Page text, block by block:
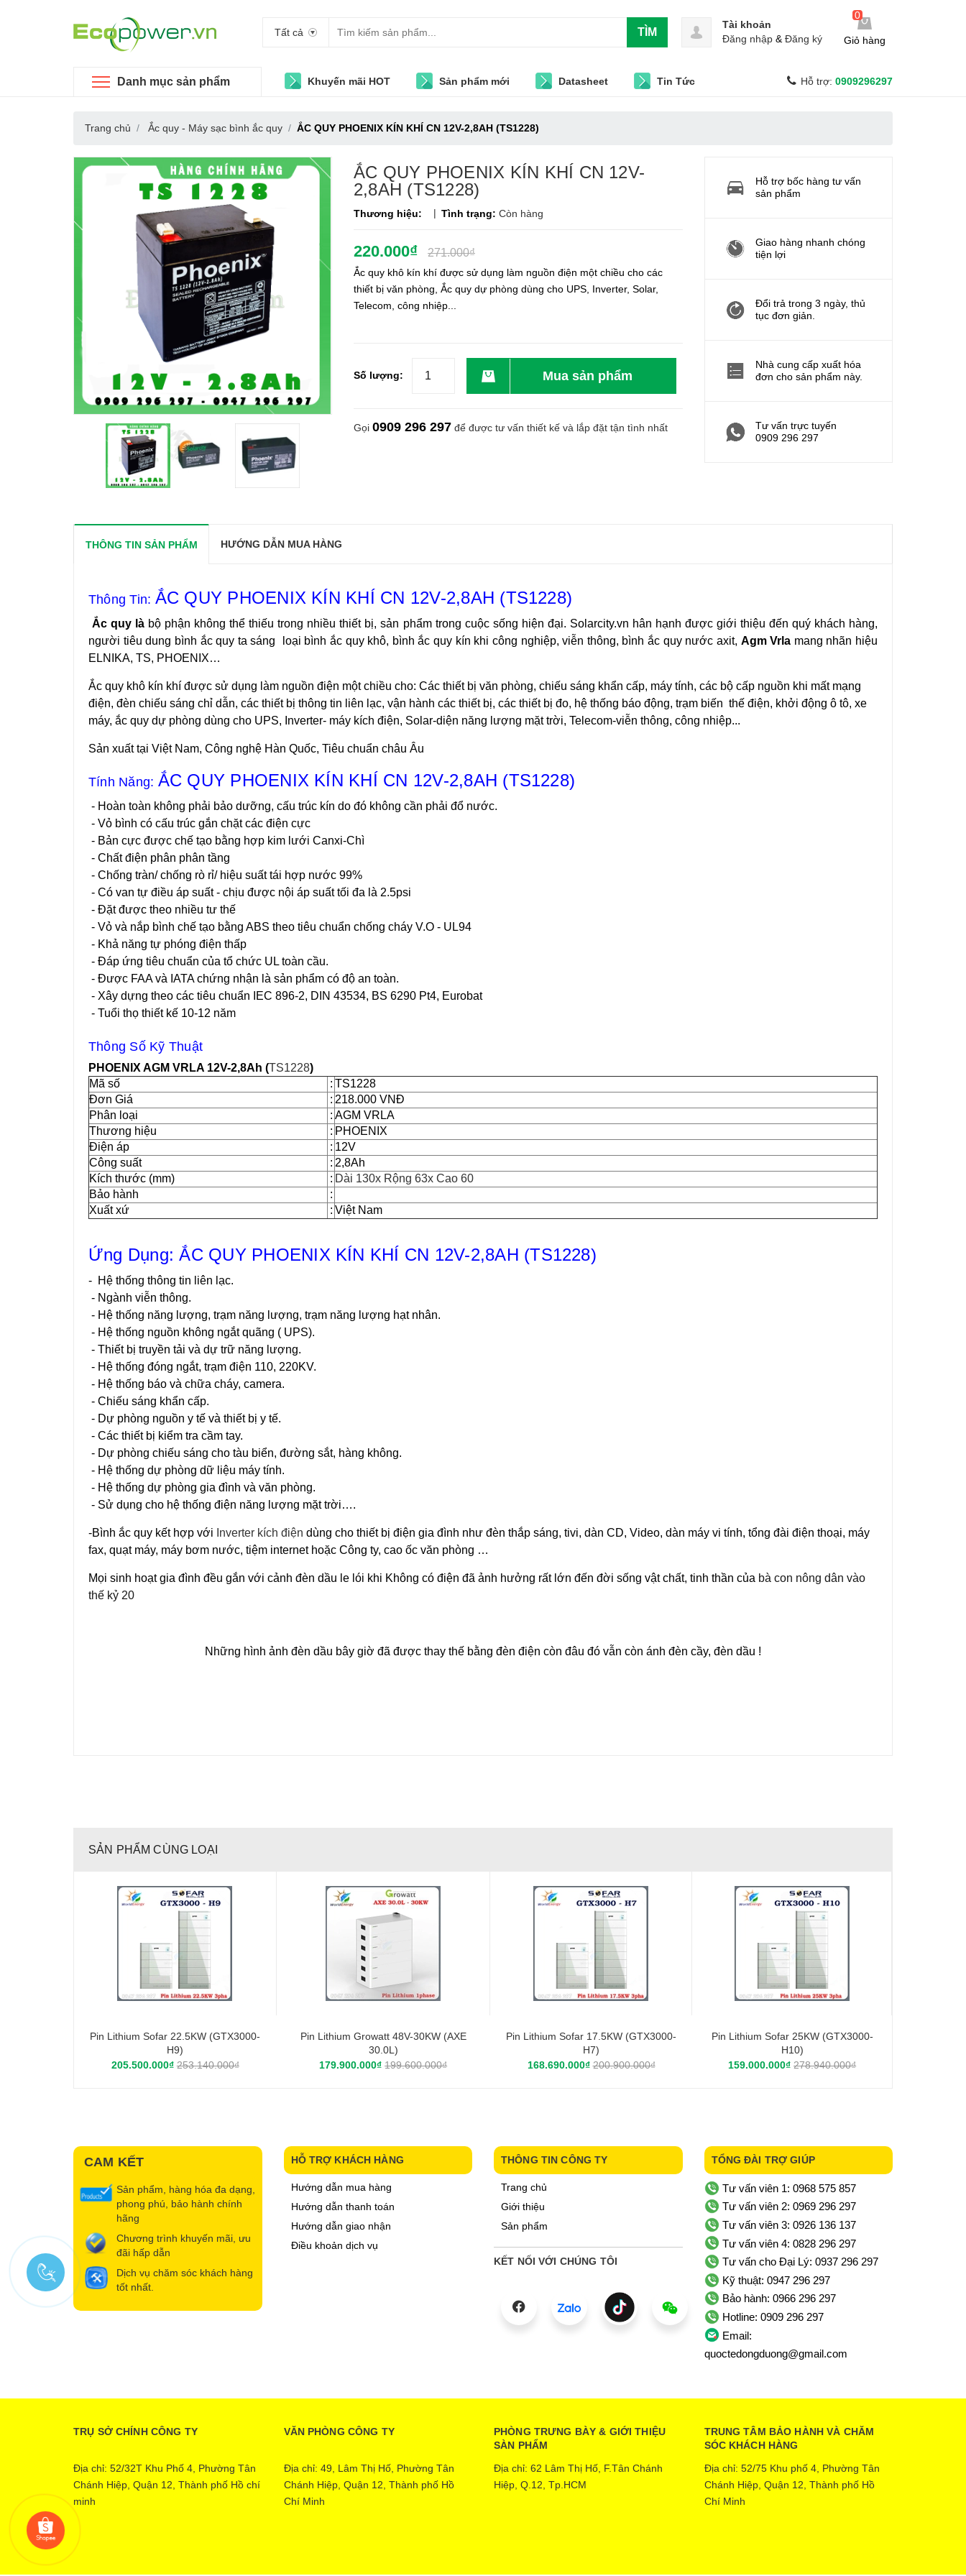
Tất cả TÌM
0
Giỏ hàng
Tài khoản
Đăng nhập & Đăng ký
Danh mục sản phẩm Khuyến mãi HOT Sản phẩm mới Datasheet Tin Tức Hỗ trợ: 0909296297
Trang chủ Ắc quy - Máy sạc bình ắc quy ẮC QUY PHOENIX KÍN KHÍ CN 12V-2,8AH (TS1228)
ẮC QUY PHOENIX KÍN KHÍ CN 12V-
2,8AH (TS1228)
Thương hiệu: | Tình trạng: Còn hàng
220.000₫ 271.000₫
Ắc quy khô kín khí được sử dụng làm nguồn điện một chiều cho các
thiết bị văn phòng, Ắc quy dự phòng dùng cho UPS, Inverter, Solar,
Telecom, công nhiệp...
Số lượng: Mua sản phẩm
Gọi 0909 296 297 để được tư vấn thiết kế và lắp đặt tận tình nhất
Hỗ trợ bốc hàng tư vấn
sản phẩm
Giao hàng nhanh chóng
tiện lợi
Đổi trả trong 3 ngày, thủ
tục đơn giản.
Nhà cung cấp xuất hóa
đơn cho sản phẩm này.
Tư vấn trực tuyến
0909 296 297
THÔNG TIN SẢN PHẨM HƯỚNG DẪN MUA HÀNG
Thông Tin: ẮC QUY PHOENIX KÍN KHÍ CN 12V-2,8AH (TS1228)
Ắc quy là bộ phận không thể thiếu trong nhiều thiết bị, sản phẩm trong cuộc sống hiện đại. Solarcity.vn hân hạnh được giới thiệu đến quý khách hàng,
người tiêu dung bình ắc quy ta sáng loại bình ắc quy khô, bình ắc quy kín khi công nghiệp, viễn thông, bình ắc quy nước axit, Agm Vrla mang nhãn hiệu
ELNIKA, TS, PHOENIX…
Ắc quy khô kín khí được sử dụng làm nguồn điện một chiều cho: Các thiết bị văn phòng, chiếu sáng khẩn cấp, máy tính, các bộ cấp nguồn khi mất mạng
điện, đèn chiếu sáng chỉ dẫn, các thiết bị thông tin liên lạc, vận hành các thiết bị, các thiết bị đo, hệ thống báo động, trạm biến thế điện, khởi động ô tô, xe
máy, ắc quy dự phòng dùng cho UPS, Inverter- máy kích điện, Solar-diện năng lượng mặt trời, Telecom-viễn thông, công nhiệp...
Sản xuất tại Việt Nam, Công nghệ Hàn Quốc, Tiêu chuẩn châu Âu
Tính Năng: ẮC QUY PHOENIX KÍN KHÍ CN 12V-2,8AH (TS1228)
- Hoàn toàn không phải bảo dưỡng, cấu trúc kín do đó không cần phải đổ nước.
- Vỏ bình có cấu trúc gắn chặt các điện cực
- Bản cực được chế tạo bằng hợp kim lưới Canxi-Chì
- Chất điện phân phân tầng
- Chống tràn/ chống rò rỉ/ hiệu suất tái hợp nước 99%
- Có van tự điều áp suất - chịu được nội áp suất tối đa là 2.5psi
- Đặt được theo nhiều tư thế
- Vỏ và nắp bình chế tạo bằng ABS theo tiêu chuẩn chống cháy V.O - UL94
- Khả năng tự phóng điện thấp
- Đáp ứng tiêu chuẩn của tổ chức UL toàn cầu.
- Được FAA và IATA chứng nhận là sản phẩm có độ an toàn.
- Xây dựng theo các tiêu chuẩn IEC 896-2, DIN 43534, BS 6290 Pt4, Eurobat
- Tuổi thọ thiết kế 10-12 năm
Thông Số Kỹ Thuật
PHOENIX AGM VRLA 12V-2,8Ah (TS1228)
Mã số
: TS1228
Đơn Giá
: 218.000 VNĐ
Phân loại
: AGM VRLA
Thương hiệu
: PHOENIX
Điện áp
: 12V
Công suất
: 2,8Ah
Kích thước (mm)
: Dài 130x Rộng 63x Cao 60
Bảo hành
:
Xuất xứ
: Việt Nam
Ứng Dụng: ẮC QUY PHOENIX KÍN KHÍ CN 12V-2,8AH (TS1228)
- Hệ thống thông tin liên lạc.
- Ngành viễn thông.
- Hệ thống năng lượng, trạm năng lượng, trạm năng lượng hạt nhân.
- Hệ thống nguồn không ngắt quãng ( UPS).
- Thiết bị truyền tải và dự trữ năng lượng.
- Hệ thống đóng ngắt, trạm điện 110, 220KV.
- Hệ thống báo và chữa cháy, camera.
- Chiếu sáng khẩn cấp.
- Dự phòng nguồn y tế và thiết bị y tế.
- Các thiết bị kiểm tra cầm tay.
- Dự phòng chiếu sáng cho tàu biển, đường sắt, hàng không.
- Hệ thống dự phòng dữ liệu máy tính.
- Hệ thống dự phòng gia đình và văn phòng.
- Sử dụng cho hệ thống điện năng lượng mặt trời….
-Bình ắc quy kết hợp với Inverter kích điện dùng cho thiết bị điện gia đình như đèn thắp sáng, tivi, dàn CD, Video, dàn máy vi tính, tổng đài điện thoại, máy
fax, quạt máy, máy bơm nước, tiệm internet hoặc Công ty, cao ốc văn phòng …
Mọi sinh hoạt gia đình đều gắn với cảnh đèn dầu le lói khi Không có điện đã ảnh hưởng rất lớn đến đời sống vật chất, tinh thần của bà con nông dân vào
thế kỷ 20
Những hình ảnh đèn dầu bây giờ đã được thay thế bằng đèn điện còn đâu đó vẫn còn ánh đèn cầy, đèn dầu !
SẢN PHẨM CÙNG LOẠI
Pin Lithium Sofar 22.5KW (GTX3000-
H9)
205.500.000₫ 253.140.000₫
Pin Lithium Growatt 48V-30KW (AXE
30.0L)
179.900.000₫199.600.000₫
Pin Lithium Sofar 17.5KW (GTX3000-
H7)
168.690.000₫200.900.000₫
Pin Lithium Sofar 25KW (GTX3000-
H10)
159.000.000₫278.940.000₫
CAM KẾT
Sản phẩm, hàng hóa đa dạng,
phong phú, bảo hành chính
hãng
Chương trình khuyến mãi, ưu
đãi hấp dẫn
Dịch vụ chăm sóc khách hàng
tốt nhất.
HỖ TRỢ KHÁCH HÀNG
Hướng dẫn mua hàng
Hướng dẫn thanh toán
Hướng dẫn giao nhận
Điều khoản dịch vụ
THÔNG TIN CÔNG TY
Trang chủ
Giới thiệu
Sản phẩm
KẾT NỐI VỚI CHÚNG TÔI
TỔNG ĐÀI TRỢ GIÚP
Tư vấn viên 1: 0968 575 857
Tư vấn viên 2: 0969 296 297
Tư vấn viên 3: 0926 136 137
Tư vấn viên 4: 0828 296 297
Tư vấn cho Đại Lý: 0937 296 297
Kỹ thuật: 0947 296 297
Bảo hành: 0966 296 297
Hotline: 0909 296 297
Email:
quoctedongduong@gmail.com
TRỤ SỞ CHÍNH CÔNG TY
Địa chỉ: 52/32T Khu Phố 4, Phường Tân
Chánh Hiệp, Quận 12, Thành phố Hồ chí
minh
VĂN PHÒNG CÔNG TY
Địa chỉ: 49, Lâm Thị Hố, Phường Tân
Chánh Hiệp, Quận 12, Thành phố Hồ
Chí Minh
PHÒNG TRƯNG BÀY & GIỚI THIỆU
SÀN PHẨM
Địa chỉ: 62 Lâm Thị Hố, F.Tân Chánh
Hiệp, Q.12, Tp.HCM
TRUNG TÂM BẢO HÀNH VÀ CHĂM
SÓC KHÁCH HÀNG
Địa chỉ: 52/75 Khu phố 4, Phường Tân
Chánh Hiệp, Quận 12, Thành phố Hồ
Chí Minh